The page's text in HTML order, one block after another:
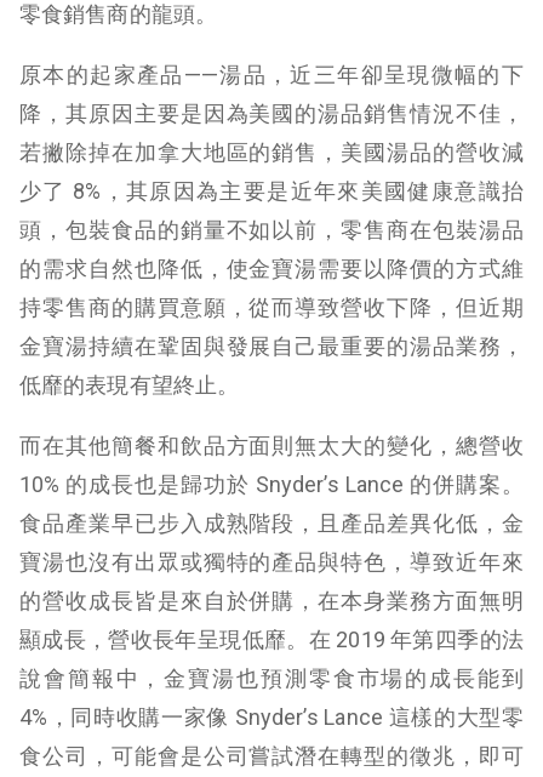
零食銷售商的龍頭。
原本的起家產品——湯品，近三年卻呈現微幅的下
降，其原因主要是因為美國的湯品銷售情況不佳，
若撇除掉在加拿大地區的銷售，美國湯品的營收減
少了 8%，其原因為主要是近年來美國健康意識抬
頭，包裝食品的銷量不如以前，零售商在包裝湯品
的需求自然也降低，使金寶湯需要以降價的方式維
持零售商的購買意願，從而導致營收下降，但近期
金寶湯持續在鞏固與發展自己最重要的湯品業務，
低靡的表現有望終止。
而在其他簡餐和飲品方面則無太大的變化，總營收
10% 的成長也是歸功於 Snyder’s Lance 的併購案。
食品產業早已步入成熟階段，且產品差異化低，金
寶湯也沒有出眾或獨特的產品與特色，導致近年來
的營收成長皆是來自於併購，在本身業務方面無明
顯成長，營收長年呈現低靡。在 2019 年第四季的法
說會簡報中，金寶湯也預測零食市場的成長能到
4%，同時收購一家像 Snyder’s Lance 這樣的大型零
食公司，可能會是公司嘗試潛在轉型的徵兆，即可